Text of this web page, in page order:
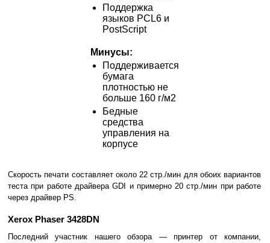
Поддержка
языков PCL6 и
PostScript
Минусы:
Поддерживается
бумага
плотностью не
больше 160 г/м2
Бедные
средства
управления на
корпусе
Скорость печати составляет около 22 стр./мин для обоих вариантов
теста при работе драйвера GDI и примерно 20 стр./мин при работе
через драйвер PS.
Xerox Phaser 3428DN
Последний участник нашего обзора — принтер от компании,